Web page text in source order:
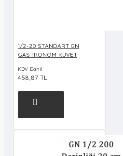
1/2-20 STANDART GN
GASTRONOM KÜVET
KDV Dahil
458,87 TL